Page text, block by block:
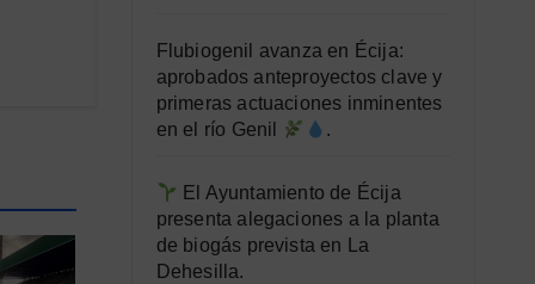
Flubiogenil avanza en Écija:
aprobados anteproyectos clave y
primeras actuaciones inminentes
en el río Genil
.
El Ayuntamiento de Écija
presenta alegaciones a la planta
de biogás prevista en La
Dehesilla.